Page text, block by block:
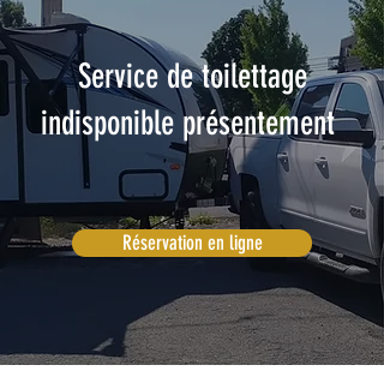
Service de toilettage
indisponible​présentement
Réservation en ligne